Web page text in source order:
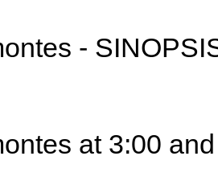
-
at 3:00